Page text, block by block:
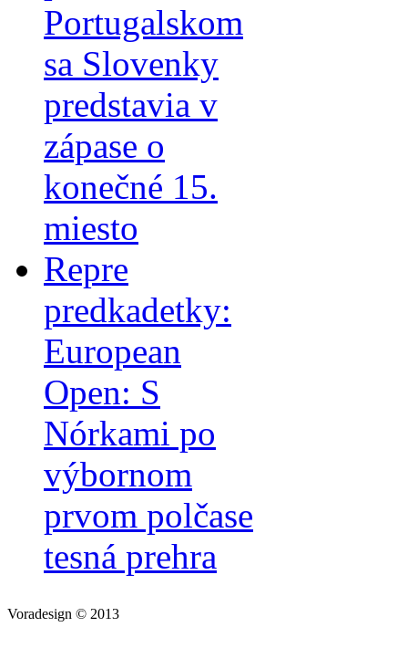
Portugalskom
sa Slovenky
predstavia v
zápase o
konečné 15.
miesto
Repre
predkadetky:
European
Open: S
Nórkami po
výbornom
prvom polčase
tesná prehra
Voradesign © 2013